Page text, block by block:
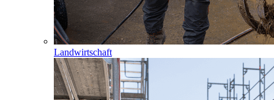
Landwirtschaft